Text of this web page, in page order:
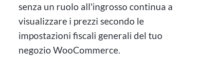
senza un ruolo all'ingrosso continua a
visualizzare i prezzi secondo le
impostazioni fiscali generali del tuo
negozio WooCommerce.